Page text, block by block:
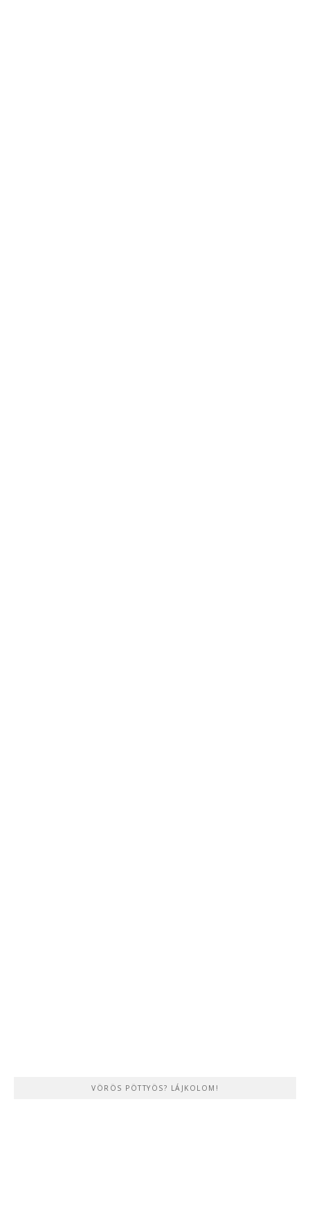
VÖRÖS PÖTTYÖS? LÁJKOLOM!